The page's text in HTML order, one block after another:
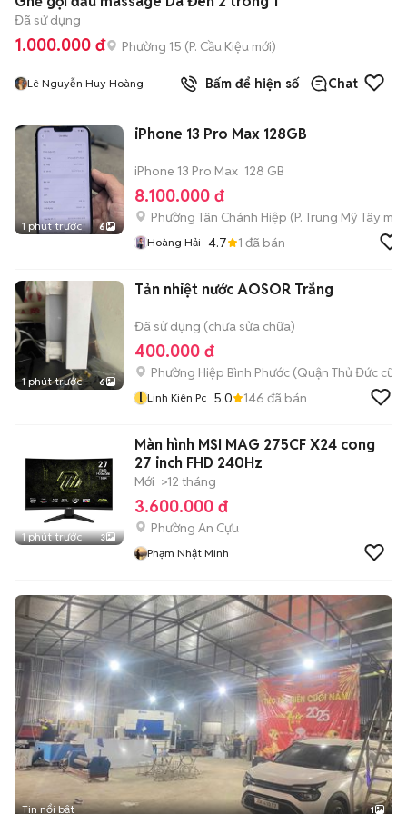
Đã sử dụng
1.000.000 đ Phường 15 (P. Cầu Kiệu mới)
Lê Nguyễn Huy Hoàng Bấm để hiện số Chat
1 phút trước 6
iPhone 13 Pro Max 128GB
iPhone 13 Pro Max 128 GB
8.100.000 đ
Phường Tân Chánh Hiệp (P. Trung Mỹ Tây mới)
Hoàng Hải 4.7 1 đã bán
1 phút trước 6
Tản nhiệt nước AOSOR Trắng
Đã sử dụng (chưa sửa chữa)
400.000 đ
Phường Hiệp Bình Phước (Quận Thủ Đức cũ)
l Linh Kiên Pc 5.0 146 đã bán
1 phút trước 3
Màn hình MSI MAG 275CF X24 cong
27 inch FHD 240Hz
Mới >12 tháng
3.600.000 đ
Phường An Cựu
Phạm Nhật Minh
Tin nổi bật 1